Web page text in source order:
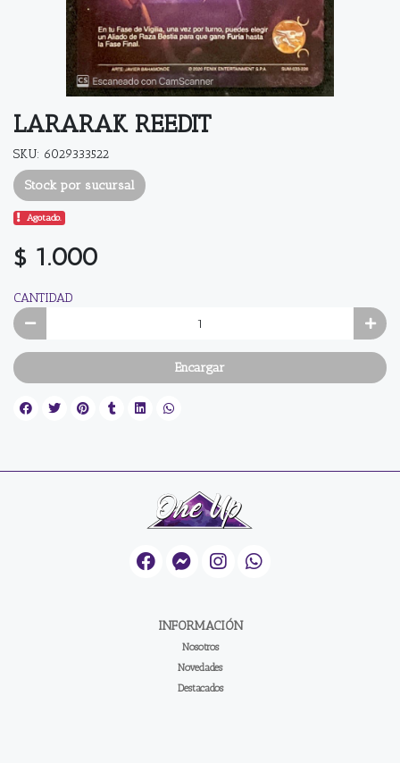
LARARAK REEDIT
SKU: 6029333522
Stock por sucursal
Agotado.
$ 1.000
CANTIDAD
Encargar
INFORMACIÓN
Nosotros
Novedades
Destacados